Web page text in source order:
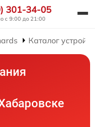
301-34-05
с 9:00 до 21:00
Каталог